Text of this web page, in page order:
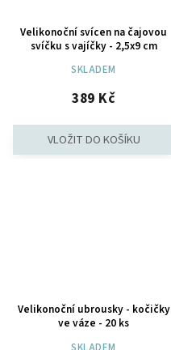
Velikonoční svícen na čajovou
svíčku s vajíčky - 2,5x9 cm
SKLADEM
389 Kč
Velikonoční ubrousky - kočičky
ve váze - 20 ks